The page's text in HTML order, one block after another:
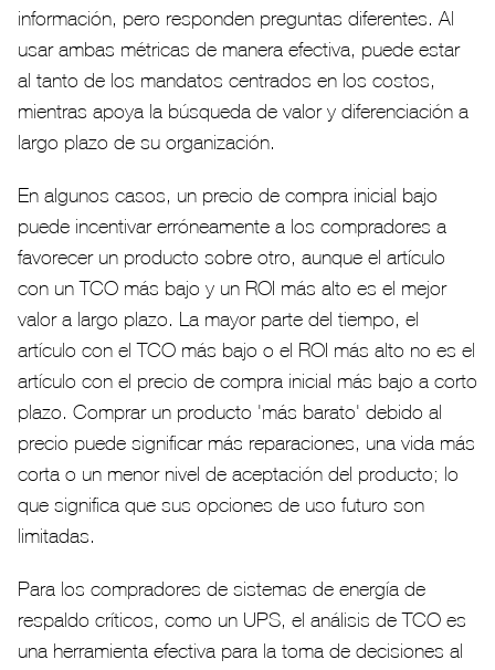
información, pero responden preguntas diferentes. Al
usar ambas métricas de manera efectiva, puede estar
al tanto de los mandatos centrados en los costos,
mientras apoya la búsqueda de valor y diferenciación a
largo plazo de su organización.
En algunos casos, un precio de compra inicial bajo
puede incentivar erróneamente a los compradores a
favorecer un producto sobre otro, aunque el artículo
con un TCO más bajo y un ROI más alto es el mejor
valor a largo plazo. La mayor parte del tiempo, el
artículo con el TCO más bajo o el ROI más alto no es el
artículo con el precio de compra inicial más bajo a corto
plazo. Comprar un producto 'más barato' debido al
precio puede significar más reparaciones, una vida más
corta o un menor nivel de aceptación del producto; lo
que significa que sus opciones de uso futuro son
limitadas.
Para los compradores de sistemas de energía de
respaldo críticos, como un UPS, el análisis de TCO es
una herramienta efectiva para la toma de decisiones al